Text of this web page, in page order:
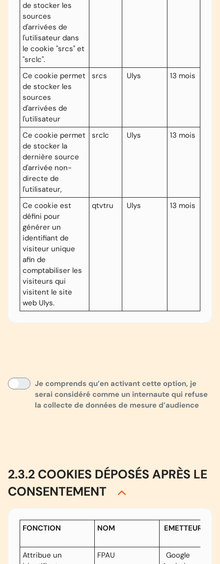
de stocker les
sources
d'arrivées de
l'utilisateur dans
le cookie "srcs" et
"srclc".
Ce cookie permet
de stocker les
sources
d'arrivées de
l'utilisateur
srcs Ulys 13 mois
Ce cookie permet
de stocker la
dernière source
d'arrivée non-
directe de
l'utilisateur,
srclc Ulys 13 mois
Ce cookie est
défini pour
générer un
identifiant de
visiteur unique
afin de
comptabiliser les
visiteurs qui
visitent le site
web Ulys.
qtvtru Ulys 13 mois
Je comprends qu’en activant cette option, je
serai considéré comme un internaute qui refuse
la collecte de données de mesure d’audience
2.3.2 COOKIES DÉPOSÉS APRÈS LE
CONSENTEMENT
FONCTION NOM EMETTEUR
Attribue un
FPAU
Google